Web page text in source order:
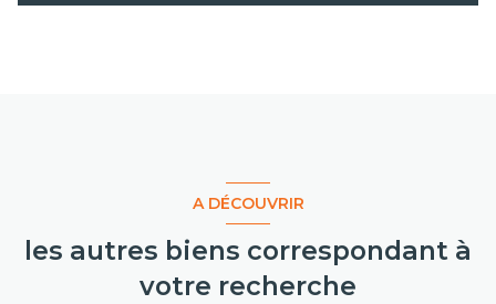
A DÉCOUVRIR
les autres biens correspondant à
votre recherche